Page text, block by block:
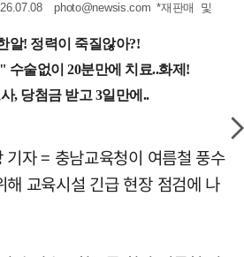
photo@newsis.com *재판매 및
자 = 충남교육청이 여름철 풍수
해 교육시설 긴급 현장 점검에 나